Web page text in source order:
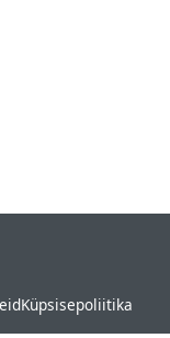
Küpsisepoliitika